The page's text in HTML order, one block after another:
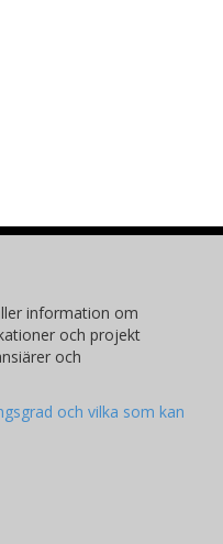
information om
och projekt
och
och vilka som kan